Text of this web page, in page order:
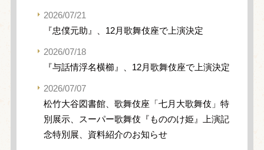
2026/07/21
『忠僕元助』、12月歌舞伎座で上演決定
2026/07/18
『与話情浮名横櫛』、12月歌舞伎座で上演決定
2026/07/07
松竹大谷図書館、歌舞伎座「七月大歌舞伎」特
別展示、スーパー歌舞伎『もののけ姫』上演記
念特別展、資料紹介のお知らせ